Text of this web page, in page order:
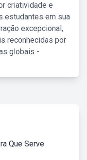
criatividade e
estudantes em sua
excepcional,
reconhecidas por
globais -
Que Serve